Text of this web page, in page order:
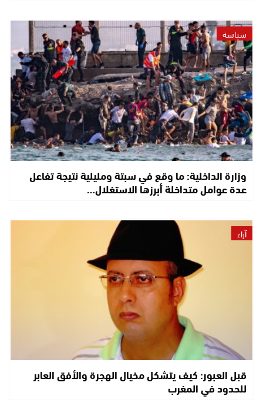
سياسة
وزارة الداخلية: ما وقع في سبتة ومليلية نتيجة تفاعل
عدة عوامل متداخلة أبرزها الاستغلال…
آراء
قبل العبور: كيف يتشكل مخيال الهجرة والأفق العابر
للحدود في المغرب